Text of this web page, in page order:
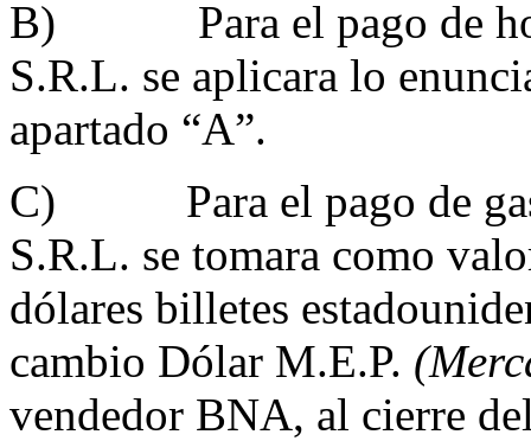
B) Para el pago de
S.R.L. se aplicara lo
apartado “A”.
C) Para el pago de
S.R.L. se tomara como
dólares billetes
cambio Dólar M.E.P.
vendedor BNA, al cierre